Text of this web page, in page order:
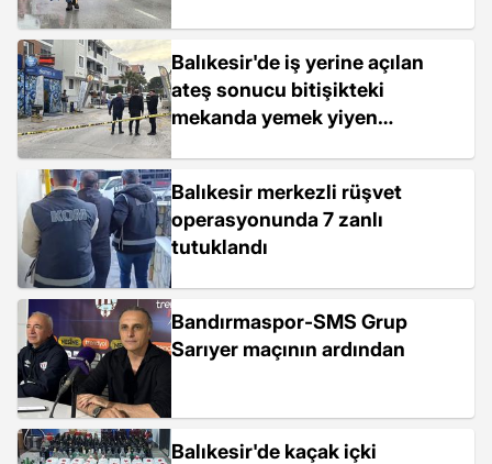
Balıkesir'de iş yerine açılan
ateş sonucu bitişikteki
mekanda yemek yiyen
Balıkesir merkezli rüşvet
operasyonunda 7 zanlı
tutuklandı
Bandırmaspor-SMS Grup
Sarıyer maçının ardından
Balıkesir'de kaçak içki